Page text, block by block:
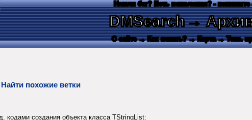
Нашли баг? Есть пожелания? - напишите
DMSearch→
О сайте → Как искать? → Карта → Текс.
Найти похожие ветки
кодами создания объекта класса TStringList: